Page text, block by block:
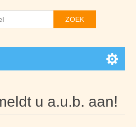
ZOEK
u a.u.b. aan!